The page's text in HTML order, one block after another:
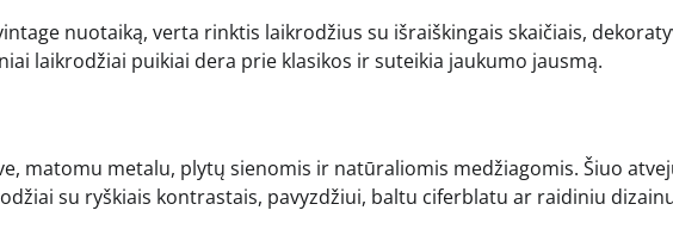
nuotaiką, verta rinktis laikrodžius su išraiškingais skaičiais,
laikrodžiai puikiai dera prie klasikos ir suteikia jaukumo jausmą.
matomu metalu, plytų sienomis ir natūraliomis medžiagomis. Šiuo
su ryškiais kontrastais, pavyzdžiui, baltu ciferblatu ar raidiniu